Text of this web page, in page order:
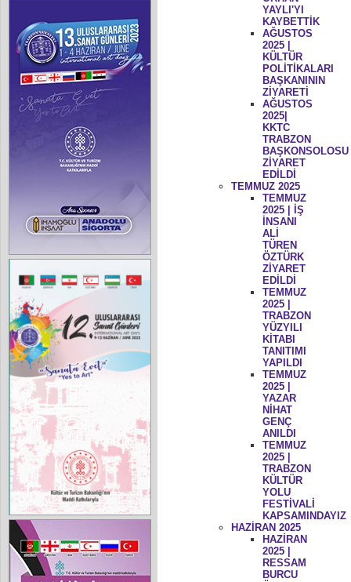
YAYLI'YI
KAYBETTİK
AĞUSTOS
2025 |
KÜLTÜR
POLİTİKALARI
BAŞKANININ
ZİYARETİ
AĞUSTOS
2025|
KKTC
TRABZON
BAŞKONSOLOSU
ZİYARET
EDİLDİ
TEMMUZ 2025
TEMMUZ
2025 | İŞ
İNSANI
ALİ
TÜREN
ÖZTÜRK
ZİYARET
EDİLDİ
TEMMUZ
2025 |
TRABZON
YÜZYILI
KİTABI
TANITIMI
YAPILDI
TEMMUZ
2025 |
YAZAR
NİHAT
GENÇ
ANILDI
TEMMUZ
2025 |
TRABZON
KÜLTÜR
YOLU
FESTİVALİ
KAPSAMINDAYIZ
HAZİRAN 2025
HAZİRAN
2025 |
RESSAM
BURCU